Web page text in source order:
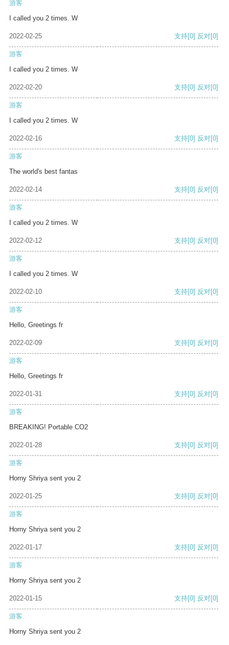
游客
I called you 2 times. W
2022-02-25 支持[0] 反对[0]
游客
I called you 2 times. W
2022-02-20 支持[0] 反对[0]
游客
I called you 2 times. W
2022-02-16 支持[0] 反对[0]
游客
The world's best fantas
2022-02-14 支持[0] 反对[0]
游客
I called you 2 times. W
2022-02-12 支持[0] 反对[0]
游客
I called you 2 times. W
2022-02-10 支持[0] 反对[0]
游客
Hello, Greetings fr
2022-02-09 支持[0] 反对[0]
游客
Hello, Greetings fr
2022-01-31 支持[0] 反对[0]
游客
BREAKING! Portable CO2
2022-01-28 支持[0] 反对[0]
游客
Horny Shriya sent you 2
2022-01-25 支持[0] 反对[0]
游客
Horny Shriya sent you 2
2022-01-17 支持[0] 反对[0]
游客
Horny Shriya sent you 2
2022-01-15 支持[0] 反对[0]
游客
Horny Shriya sent you 2